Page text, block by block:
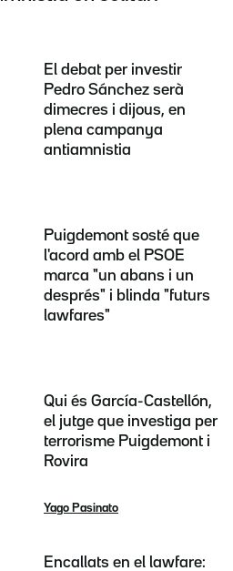
El debat per investir
Pedro Sánchez serà
dimecres i dijous, en
plena campanya
antiamnistia
Puigdemont sosté que
l'acord amb el PSOE
marca "un abans i un
després" i blinda "futurs
lawfares"
Qui és García-Castellón,
el jutge que investiga per
terrorisme Puigdemont i
Rovira
Yago Pasinato
Encallats en el lawfare: